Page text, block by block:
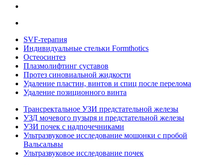
SVF-терапия
Индивидуальные стельки Formthotics
Остеосинтез
Плазмолифтинг суставов
Протез синовиальной жидкости
Удаление пластин, винтов и спиц после перелома
Удаление позиционного винта
Трансректальное УЗИ предстательной железы
УЗД мочевого пузыря и предстательной железы
УЗИ почек с надпочечниками
Ультразвуковое исследование мошонки с пробой
Вальсальвы
Ультразвуковое исследование почек